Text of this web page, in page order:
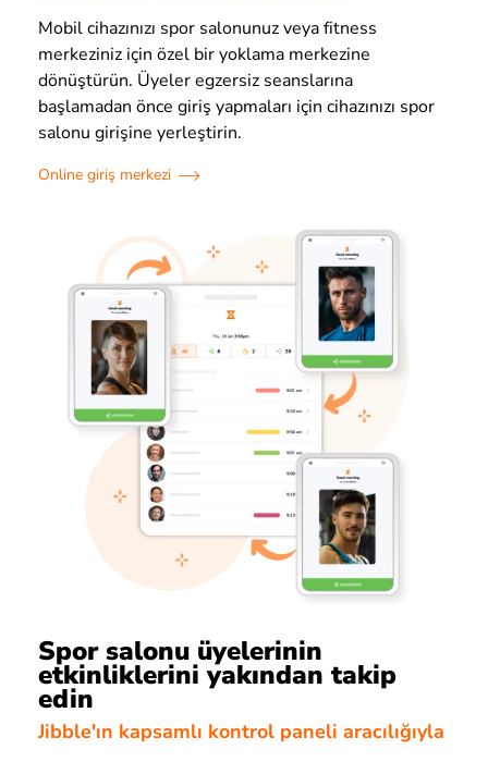
Mobil cihazınızı spor salonunuz veya fitness
merkeziniz için özel bir yoklama merkezine
dönüştürün. Üyeler egzersiz seanslarına
başlamadan önce giriş yapmaları için cihazınızı spor
salonu girişine yerleştirin.
Online giriş merkezi
Spor salonu üyelerinin
etkinliklerini yakından takip
edin
Jibble'ın kapsamlı kontrol paneli aracılığıyla